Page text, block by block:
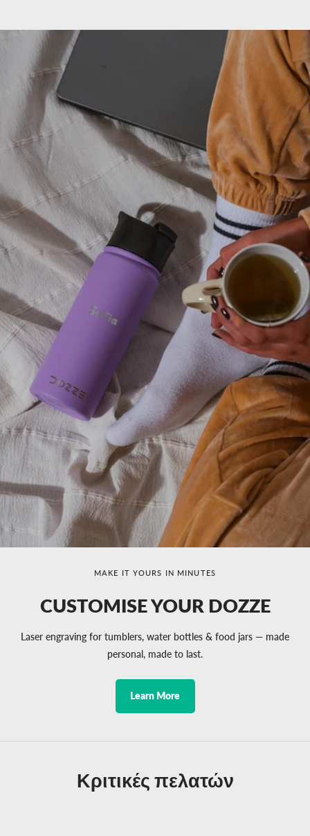
MAKE IT YOURS IN MINUTES
CUSTOMISE YOUR DOZZE
Laser engraving for tumblers, water bottles & food jars — made
personal, made to last.
Learn More
Κριτικές πελατών